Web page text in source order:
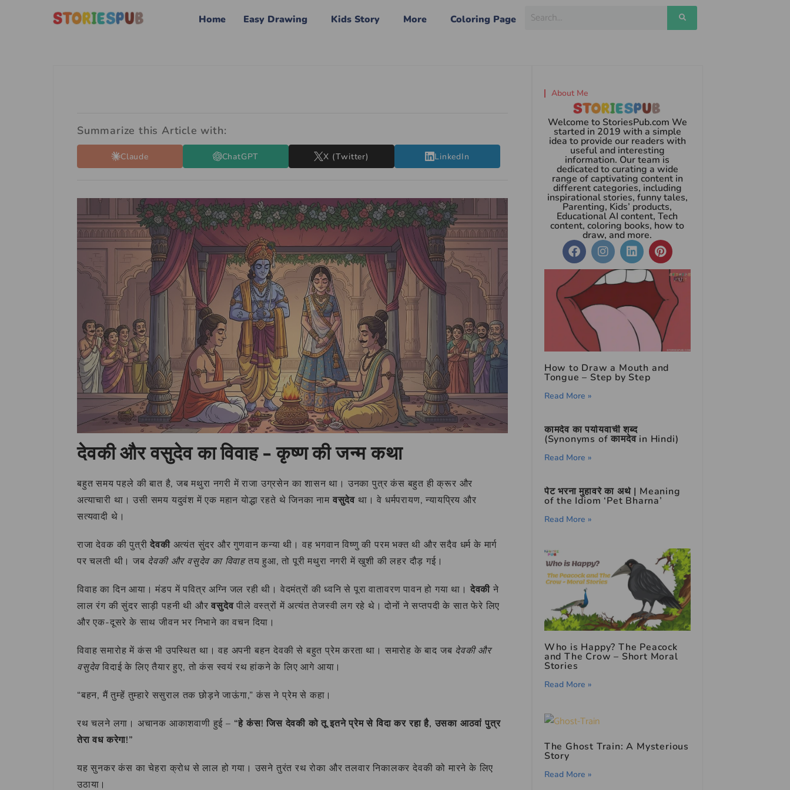
Home Easy Drawing Kids Story More Coloring Page
Summarize this Article with:
Claude ChatGPT X (Twitter) LinkedIn
देवकी और वसुदेव का विवाह – कृष्ण की जन्म कथा
बहुत समय पहले की बात है, जब मथुरा नगरी में राजा उग्रसेन का शासन था। उनका पुत्र कंस बहुत ही क्रूर और
अत्याचारी था। उसी समय यदुवंश में एक महान योद्धा रहते थे जिनका नाम वसुदेव था। वे धर्मपरायण, न्यायप्रिय और
सत्यवादी थे।
राजा देवक की पुत्रीदेवकीअत्यंत सुंदर और गुणवान कन्या थी। वह भगवान विष्णु की परम भक्त थी और सदैव धर्म के मार्ग
पर चलती थी। जब देवकी और वसुदेव का विवाहतय हुआ, तो पूरी मथुरा नगरी में खुशी की लहर दौड़ गई।
विवाह का दिन आया। मंडप में पवित्र अग्नि जल रही थी। वेदमंत्रों की ध्वनि से पूरा वातावरण पावन हो गया था। देवकी ने
लाल रंग की सुंदर साड़ी पहनी थी औरवसुदेवपीले वस्त्रों में अत्यंत तेजस्वी लग रहे थे। दोनों ने सप्तपदी के सात फेरे लिए
और एक-दूसरे के साथ जीवन भर निभाने का वचन दिया।
विवाह समारोह में कंस भी उपस्थित था। वह अपनी बहन देवकी से बहुत प्रेम करता था। समारोह के बाद जब देवकी और
वसुदेवविदाई के लिए तैयार हुए, तो कंस स्वयं रथ हांकने के लिए आगे आया।
“बहन, मैं तुम्हें तुम्हारे ससुराल तक छोड़ने जाऊंगा,” कंस ने प्रेम से कहा।
रथ चलने लगा। अचानक आकाशवाणी हुई – “हे कंस! जिस देवकी को तू इतने प्रेम से विदा कर रहा है, उसका आठवां पुत्र
तेरा वध करेगा!”
यह सुनकर कंस का चेहरा क्रोध से लाल हो गया। उसने तुरंत रथ रोका और तलवार निकालकर देवकी को मारने के लिए
उठाया।
About Me
Welcome to StoriesPub.com We
started in 2019 with a simple
idea to provide our readers with
useful and interesting
information. Our team is
dedicated to curating a wide
range of captivating content in
different categories, including
inspirational stories, funny tales,
Parenting, Kids’ products,
Educational AI content, Tech
content, coloring books, how to
draw, and more.
How to Draw a Mouth and
Tongue – Step by Step
Read More »
कामदेव का पर्यायवाची शब्द
(Synonyms of कामदेव in Hindi)
Read More »
पेट भरना मुहावरे का अर्थ | Meaning
of the Idiom ‘Pet Bharna’
Read More »
Who is Happy? The Peacock
and The Crow – Short Moral
Stories
Read More »
The Ghost Train: A Mysterious
Story
Read More »